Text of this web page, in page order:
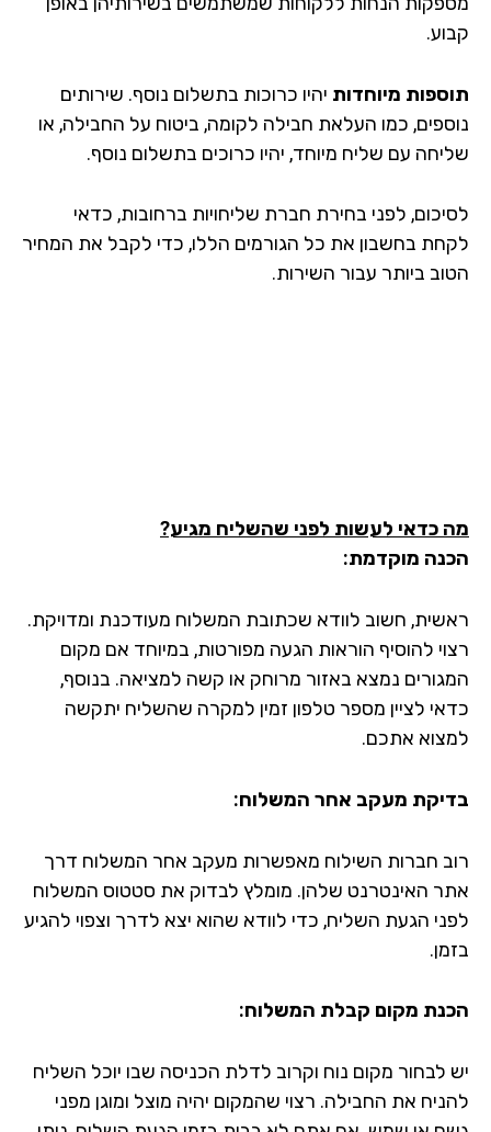
מיוחדותיהיו כרוכות בתשלום נוסף. שירותים
כמו העלאת חבילה לקומה, ביטוח על החבילה, או
עם שליח מיוחד, יהיו כרוכים בתשלום נוסף.
לפני בחירת חברת שליחויות ברחובות, כדאי
בחשבון את כל הגורמים הללו, כדי לקבל את המחיר
ביותר עבור השירות.
כדאי לעשות לפני שהשליח מגיע?
מוקדמת:
חשוב לוודא שכתובת המשלוח מעודכנת ומדויקת.
להוסיף הוראות הגעה מפורטות, במיוחד אם מקום
נמצא באזור מרוחק או קשה למציאה. בנוסף,
לציין מספר טלפון זמין למקרה שהשליח יתקשה
אתכם.
מעקב אחר המשלוח:
חברות השילוח מאפשרות מעקב אחר המשלוח דרך
האינטרנט שלהן. מומלץ לבדוק את סטטוס המשלוח
הגעת השליח, כדי לוודא שהוא יצא לדרך וצפוי להגיע
מקום קבלת המשלוח:
לבחור מקום נוח וקרוב לדלת הכניסה שבו יוכל השליח
את החבילה. רצוי שהמקום יהיה מוצל ומוגן מפני